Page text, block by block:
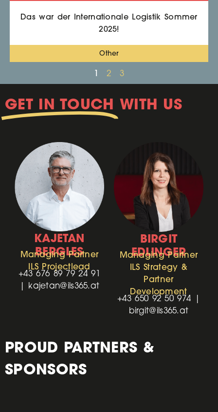
Das war der Internationale Logistik Sommer
2025!
Other
1 2 3
GET IN TOUCH WITH US
KAJETAN
BERGLES
Managing Partner
ILS Projectlead
+43 676 89 79 24 91
| kajetan@ils365.at
BIRGIT
EDLINGER
Managing Partner
ILS Strategy &
Partner
Development
+43 650 92 50 974 |
birgit@ils365.at
PROUD PARTNERS &
SPONSORS